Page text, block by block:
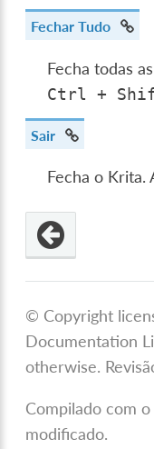
Fechar Tudo
Fecha todas
Ctrl +
Sair
Fecha o Krita.
© Copyright
Documentation
otherwise.
Compilado com
modificado.